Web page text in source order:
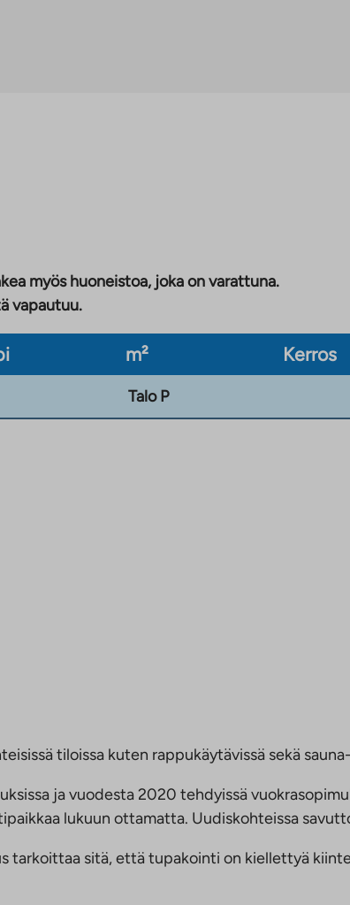
myös huoneistoa, joka on varattuna.
vapautuu.
m² Kerros
Talo P
tiloissa kuten rappukäytävissä sekä
ja vuodesta 2020 tehdyissä
lukuun ottamatta. Uudiskohteissa
sitä, että tupakointi on kiellettyä